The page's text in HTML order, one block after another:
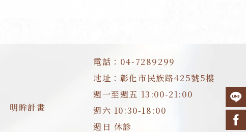
明眸計畫
電話：04-7289299
地址：彰化市民族路425號5樓
週一至週五 13:00-21:00
週六 10:30-18:00
週日 休診